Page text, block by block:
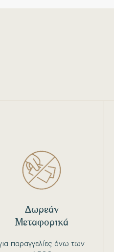
παραγγελίες άνω των
Δωρεάν
Μεταφορικά